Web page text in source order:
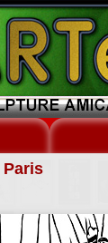
Paris